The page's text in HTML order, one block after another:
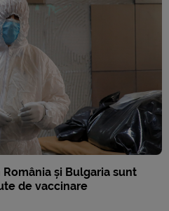
și Bulgaria sunt
de vaccinare